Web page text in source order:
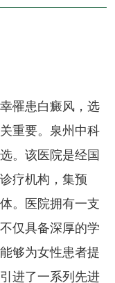
罹患白癜风，选
重要。泉州中科
。该医院是经国
疗机构，集预
。医院拥有一支
仅具备深厚的学
够为女性患者提
进了一系列先进